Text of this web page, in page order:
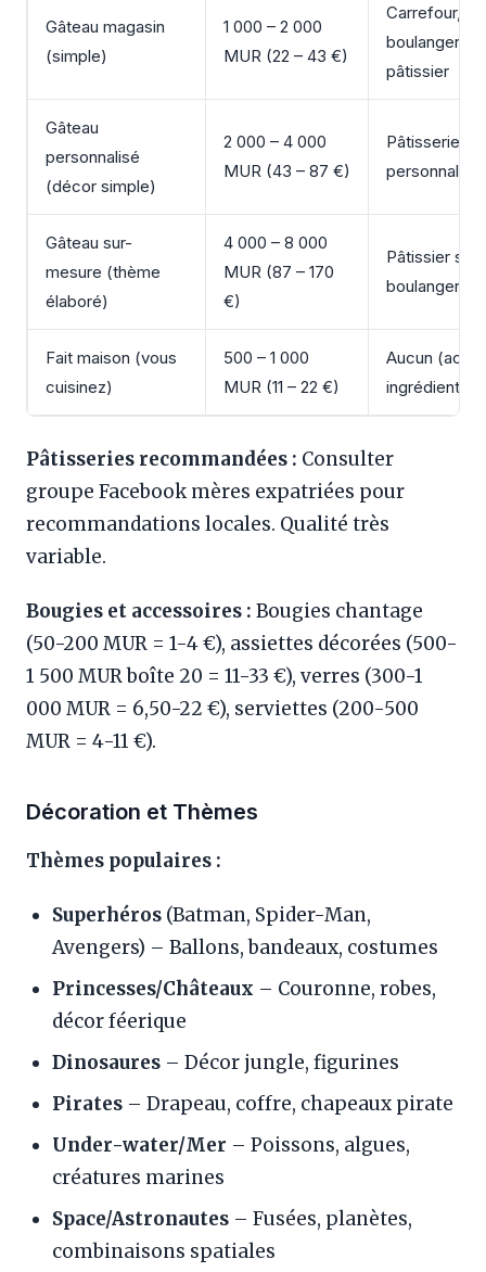
Gâteau magasin
(simple)
1 000 – 2 000
MUR (22 – 43 €)
Carrefour,
boulangerie,
pâtissier
Gâteau
personnalisé
(décor simple)
2 000 – 4 000
MUR (43 – 87 €)
Pâtisserie
Gâteau sur-
mesure (thème
élaboré)
4 000 – 8 000
MUR (87 – 170
€)
Pâtissier
boulangerie
Fait maison (vous
cuisinez)
500 – 1 000
MUR (11 – 22 €)
Aucun
ingrédients)
Pâtisseries recommandées : Consulter
groupe Facebook mères expatriées pour
recommandations locales. Qualité très
variable.
Bougies et accessoires : Bougies chantage
(50-200 MUR = 1-4 €), assiettes décorées (500-
1 500 MUR boîte 20 = 11-33 €), verres (300-1
000 MUR = 6,50-22 €), serviettes (200-500
MUR = 4-11 €).
Décoration et Thèmes
Thèmes populaires :
Superhéros (Batman, Spider-Man,
Avengers) – Ballons, bandeaux, costumes
Princesses/Châteaux – Couronne, robes,
décor féerique
Dinosaures – Décor jungle, figurines
Pirates – Drapeau, coffre, chapeaux pirate
Under-water/Mer – Poissons, algues,
créatures marines
Space/Astronautes – Fusées, planètes,
combinaisons spatiales